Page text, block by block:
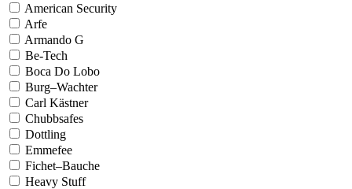
American Security
Arfe
Armando G
Be-Tech
Boca Do Lobo
Burg–Wachter
Carl Kästner
Chubbsafes
Dottling
Emmefee
Fichet–Bauche
Heavy Stuff